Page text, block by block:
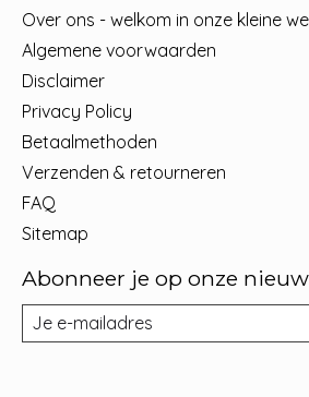
Over ons - welkom in onze kleine
Algemene voorwaarden
Disclaimer
Privacy Policy
Betaalmethoden
Verzenden & retourneren
FAQ
Sitemap
Abonneer je op onze